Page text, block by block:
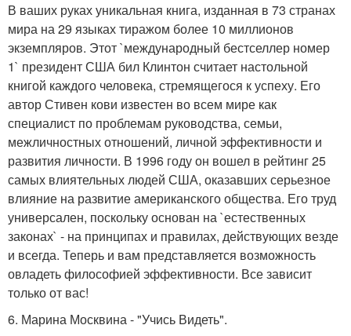
В ваших руках уникальная книга, изданная в 73 странах
мира на 29 языках тиражом более 10 миллионов
экземпляров. Этот `международный бестселлер номер
1` президент США бил Клинтон считает настольной
книгой каждого человека, стремящегося к успеху. Его
автор Стивен кови известен во всем мире как
специалист по проблемам руководства, семьи,
межличностных отношений, личной эффективности и
развития личности. В 1996 году он вошел в рейтинг 25
самых влиятельных людей США, оказавших серьезное
влияние на развитие американского общества. Его труд
универсален, поскольку основан на `естественных
законах` - на принципах и правилах, действующих везде
и всегда. Теперь и вам представляется возможность
овладеть философией эффективности. Все зависит
только от вас!
6. Марина Москвина - "Учись Видеть".